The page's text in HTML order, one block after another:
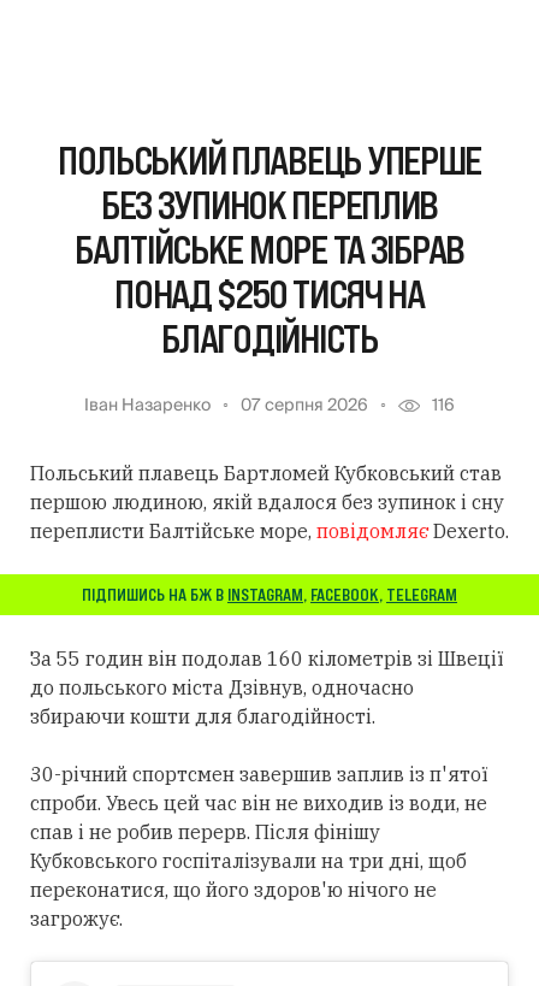
ПОЛЬСЬКИЙ ПЛАВЕЦЬ УПЕРШЕ
БЕЗ ЗУПИНОК ПЕРЕПЛИВ
БАЛТІЙСЬКЕ МОРЕ ТА ЗІБРАВ
ПОНАД $250 ТИСЯЧ НА
БЛАГОДІЙНІСТЬ
Іван Назаренко 07 серпня 2026 116
Польський плавець Бартломей Кубковський став
першою людиною, якій вдалося без зупинок і сну
переплисти Балтійське море, повідомляєDexerto.
ПІДПИШИСЬ НА БЖ В INSTAGRAM, FACEBOOK, TELEGRAM
За 55 годин він подолав 160 кілометрів зі Швеції
до польського міста Дзівнув, одночасно
збираючи кошти для благодійності.
30-річний спортсмен завершив заплив із п'ятої
спроби. Увесь цей час він не виходив із води, не
спав і не робив перерв. Після фінішу
Кубковського госпіталізували на три дні, щоб
переконатися, що його здоров'ю нічого не
загрожує.